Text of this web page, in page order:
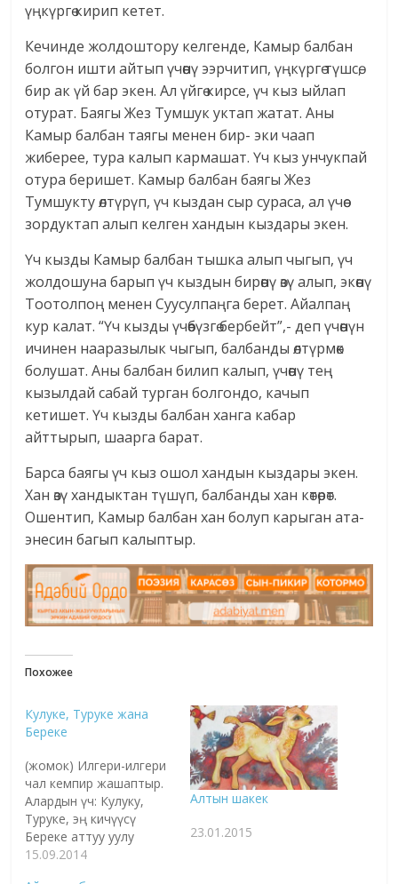
үңкүргө кирип кетет.
Кечинде жолдоштору келгенде, Камыр балбан
болгон ишти айтып үчөөнү ээрчитип, үңкүргө түшсө,
бир ак үй бар экен. Ал үйгө кирсе, үч кыз ыйлап
отурат. Баягы Жез Тумшук уктап жатат. Аны
Камыр балбан таягы менен бир- эки чаап
жиберее, тура калып кармашат. Үч кыз унчукпай
отура беришет. Камыр балбан баягы Жез
Тумшукту өлтүрүп, үч кыздан сыр сураса, ал үчөө
зордуктап алып келген хандын кыздары экен.
Үч кызды Камыр балбан тышка алып чыгып, үч
жолдошуна барып үч кыздын бирөөнү өзү алып, экөөнү
Тоотолпоң менен Суусулпаңга берет. Айалпаң
кур калат. “Үч кызды үчөөбүзгө бербейт”,- деп үчөөнүн
ичинен нааразылык чыгып, балбанды өлтүрмөк
болушат. Аны балбан билип калып, үчөөнү тең
кызылдай сабай турган болгондо, качып
кетишет. Үч кызды балбан ханга кабар
айттырып, шаарга барат.
Барса баягы үч кыз ошол хандын кыздары экен.
Хан өзү хандыктан түшүп, балбанды хан көтөрөт.
Ошентип, Камыр балбан хан болуп карыган ата-
энесин багып калыптыр.
Похожее
Кулуке, Туруке жана
Береке
(жомок) Илгери-илгери
чал кемпир жашаптыр.
Алардын үч: Кулуку,
Туруке, эң кичүүсү
Береке аттуу уулу
болуптур. Бир күнү чал
15.09.2014
Алтын шакек
23.01.2015